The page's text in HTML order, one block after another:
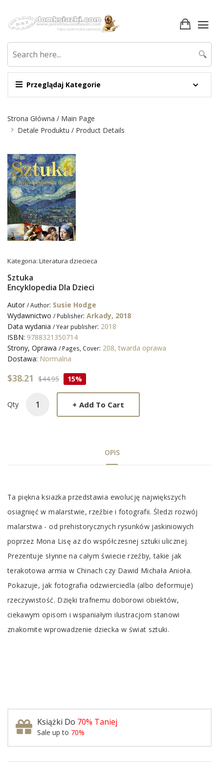
Przeglądaj Kategorie
🔍
Strona Główna / Main Page
Detale Produktu / Product Details
Kategoria: Literatura dziecieca
Sztuka
Encyklopedia Dla Dzieci
Autor / Author: Susie Hodge
Wydawnictwo / Publisher: Arkady, 2018
Data wydania / Year publisher: 2018
ISBN: 9788321350714
Strony, Oprawa / Pages, Cover: 208, twarda oprawa
Dostawa: Normalna
$38.21 $44.95 15%
Qty + Add To Cart
OPIS
Tab
Article
Ta piękna ksiazka przedstawia ewolucję największych
osiagnięć w malarstwie, rzeźbie i fotografii. Śledzi rozwój
malarstwa - od prehistorycznych rysunków jaskiniowych
poprzez Mona Lisę az do współczesnej sztuki ulicznej.
Prezentuje słynne na całym świecie rzeźby, takie jak
terakotowa armia w Chinach czy Dawid Michała Anioła.
Pokazuje, jak fotografia odzwierciedla (albo deformuje)
rzeczywistość. Dzięki trafnemu doborowi obiektów,
ciekawym opisom i wspaniałym ilustracjom stanowi
znakomite wprowadzenie dziecka w świat sztuki.
Książki Do 70% Taniej
Sale up to 70%